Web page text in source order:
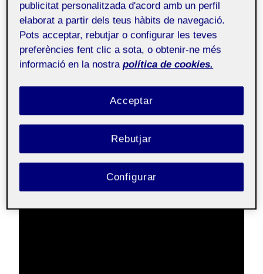
Tutoria Doctorat
en Salut i Psicologia
Públic
el 22 de març de 2025 on
vaig tenir la oportunitat de posar el treball realitzat
fins al moment en comú amb professionals de
l’àmbit de la medicina, infermeria, filosofia,
educació i ciutadania.
publicitat personalitzada d'acord amb un perfil
elaborat a partir dels teus hàbits de navegació.
Pots acceptar, rebutjar o configurar les teves
preferències fent clic a sota, o obtenir-ne més
informació en la nostra política de cookies.
Rebutjar
Acceptar
Configurar